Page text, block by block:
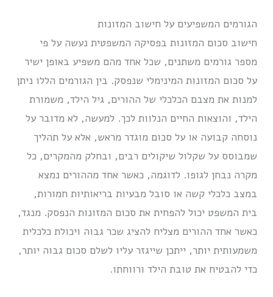
הגורמים המשפיעים על חישוב המזונות
חישוב סכום המזונות בפסיקה המשפטית נעשה על פי
מספר גורמים משתנים, שכל אחד מהם משפיע באופן ישיר
על סכום המזונות המינימלי שנפסק. בין הגורמים הללו ניתן
למנות את מצבם הכלכלי של ההורים, גיל הילד, משמורת
הילד, והוצאות החיים הנלוות לכך. למעשה, לא מדובר על
נוסחה קבועה או על סכום מוגדר מראש, אלא על תהליך
שמבוסס על שקלול שיקולים רבים, ובחלק מהמקרים, כל
מקרה נבחן לגופו. לדוגמה, כאשר אחד מההורים נמצא
במצב כלכלי קשה או סובל מבעיות בריאותיות חמורות,
בית המשפט יכול להפחית את סכום המזונות הנפסק. מנגד,
כאשר אחד ההורים מצליח להציג שכר גבוה ויכולת כלכלית
משמעותית יותר, ייתכן שייגזר עליו לשלם סכום גבוה יותר,
כדי להבטיח את טובת הילד ורווחתו.